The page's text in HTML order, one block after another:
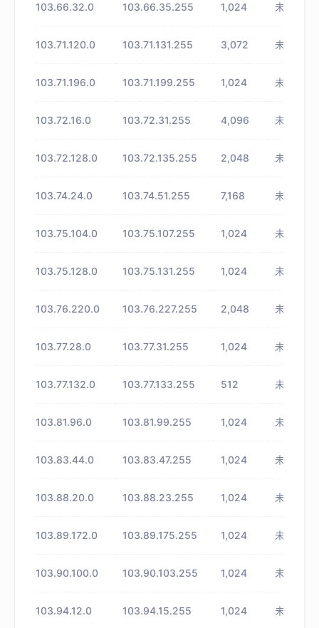
103.66.32.0 103.66.35.255 1,024 未知
103.71.120.0 103.71.131.255 3,072 未知
103.71.196.0 103.71.199.255 1,024 未知
103.72.16.0 103.72.31.255 4,096 未知
103.72.128.0 103.72.135.255 2,048 未知
103.74.24.0 103.74.51.255 7,168 未知
103.75.104.0 103.75.107.255 1,024 未知
103.75.128.0 103.75.131.255 1,024 未知
103.76.220.0 103.76.227.255 2,048 未知
103.77.28.0 103.77.31.255 1,024 未知
103.77.132.0 103.77.133.255 512 未知
103.81.96.0 103.81.99.255 1,024 未知
103.83.44.0 103.83.47.255 1,024 未知
103.88.20.0 103.88.23.255 1,024 未知
103.89.172.0 103.89.175.255 1,024 未知
103.90.100.0 103.90.103.255 1,024 未知
103.94.12.0 103.94.15.255 1,024 未知